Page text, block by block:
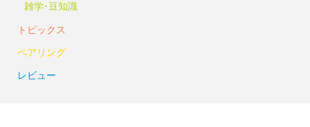
雑学･豆知識
トピックス
ペアリング
レビュー